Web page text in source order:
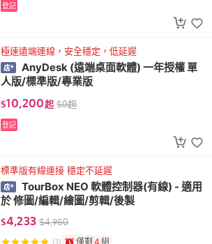
登記
極速遠端連線，安全穩定，低延遲
AnyDesk (遠端桌面軟體) 一年授權 單
人版/標準版/專業版
$10,200起 $0起
登記
標準版有線連接 穩定不延遲
TourBox NEO 軟體控制器(有線) - 適用
於 修圖/編輯/繪圖/剪輯/後製
$4,233 $4,980
(1) 僅剩 4 組